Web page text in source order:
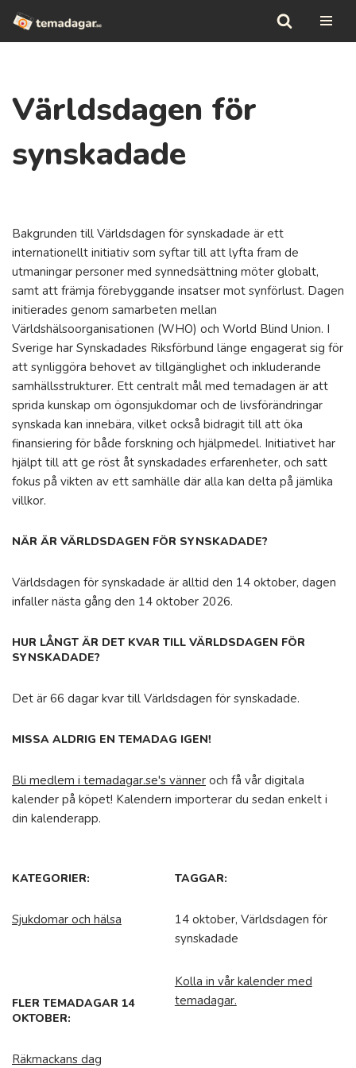
Hoppa
Världsdagen för
synskadade
Bakgrunden till Världsdagen för synskadade är ett
internationellt initiativ som syftar till att lyfta fram de
utmaningar personer med synnedsättning möter globalt,
samt att främja förebyggande insatser mot synförlust. Dagen
initierades genom samarbeten mellan
Världshälsoorganisationen (WHO) och World Blind Union. I
Sverige har Synskadades Riksförbund länge engagerat sig för
att synliggöra behovet av tillgänglighet och inkluderande
samhällsstrukturer. Ett centralt mål med temadagen är att
sprida kunskap om ögonsjukdomar och de livsförändringar
synskada kan innebära, vilket också bidragit till att öka
finansiering för både forskning och hjälpmedel. Initiativet har
hjälpt till att ge röst åt synskadades erfarenheter, och satt
fokus på vikten av ett samhälle där alla kan delta på jämlika
villkor.
NÄR ÄR VÄRLDSDAGEN FÖR SYNSKADADE?
Världsdagen för synskadade är alltid den 14 oktober, dagen
infaller nästa gång den 14 oktober 2026.
HUR LÅNGT ÄR DET KVAR TILL VÄRLDSDAGEN FÖR
SYNSKADADE?
Det är 66 dagar kvar till Världsdagen för synskadade.
MISSA ALDRIG EN TEMADAG IGEN!
Bli medlem i temadagar.se's vänner och få vår digitala
kalender på köpet! Kalendern importerar du sedan enkelt i
din kalenderapp.
KATEGORIER:
Sjukdomar och hälsa
TAGGAR:
14 oktober, Världsdagen för
synskadade
FLER TEMADAGAR 14
OKTOBER:
Räkmackans dag
Kolla in vår kalender med
temadagar.